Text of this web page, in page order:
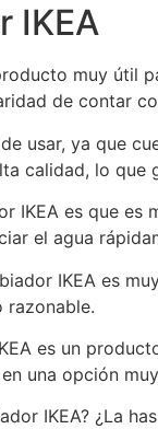
IKEA
muy útil
de contar
usar, ya que
calidad, lo que
IKEA es que
el agua
IKEA es
razonable.
es un
una opción
IKEA? ¿La